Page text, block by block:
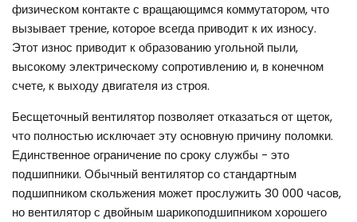
физическом контакте с вращающимся коммутатором, что
вызывает трение, которое всегда приводит к их износу.
Этот износ приводит к образованию угольной пыли,
высокому электрическому сопротивлению и, в конечном
счете, к выходу двигателя из строя.
Бесщеточный вентилятор позволяет отказаться от щеток,
что полностью исключает эту основную причину поломки.
Единственное ограничение по сроку службы - это
подшипники. Обычный вентилятор со стандартным
подшипником скольжения может прослужить 30 000 часов,
но вентилятор с двойным шарикоподшипником хорошего